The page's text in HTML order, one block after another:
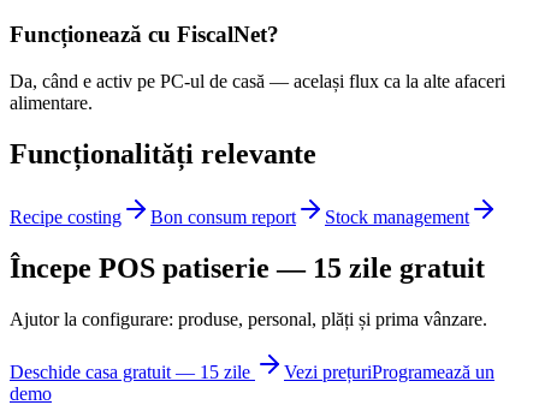
Funcționează cu FiscalNet?
Da, când e activ pe PC-ul de casă — același flux ca la alte afaceri
alimentare.
Funcționalități relevante
Recipe costing Bon consum report Stock management
Începe POS patiserie — 15 zile gratuit
Ajutor la configurare: produse, personal, plăți și prima vânzare.
Deschide casa gratuit — 15 zile Vezi prețuriProgramează un
demo